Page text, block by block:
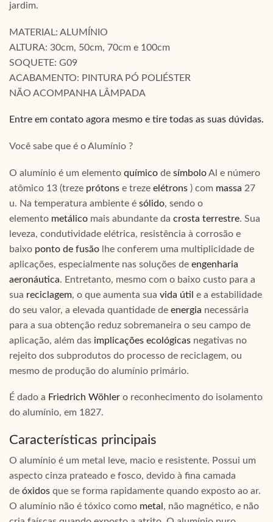
jardim.
MATERIAL: ALUMÍNIO
ALTURA: 30cm, 50cm, 70cm e 100cm
SOQUETE: G09
ACABAMENTO: PINTURA PÓ POLIÉSTER
NÃO ACOMPANHA LÂMPADA
Entre em contato agora mesmo e tire todas as suas dúvidas.
Você sabe que é o Alumínio ?
O alumínio é um elemento químico de símboloAl e número
atômico 13 (treze prótons e treze elétrons ) com massa 27
u. Na temperatura ambiente é sólido, sendo o
elemento metálico mais abundante da crosta terrestre. Sua
leveza, condutividade elétrica, resistência à corrosão e
baixo ponto de fusão lhe conferem uma multiplicidade de
aplicações, especialmente nas soluções de engenharia
aeronáutica. Entretanto, mesmo com o baixo custo para a
sua reciclagem, o que aumenta sua vida útil e a estabilidade
do seu valor, a elevada quantidade de energia necessária
para a sua obtenção reduz sobremaneira o seu campo de
aplicação, além das implicações ecológicas negativas no
rejeito dos subprodutos do processo de reciclagem, ou
mesmo de produção do alumínio primário.
É dado a Friedrich Wöhler o reconhecimento do isolamento
do alumínio, em 1827.
Características principais
O alumínio é um metal leve, macio e resistente. Possui um
aspecto cinza prateado e fosco, devido à fina camada
de óxidos que se forma rapidamente quando exposto ao ar.
O alumínio não é tóxico como metal , não magnético, e não